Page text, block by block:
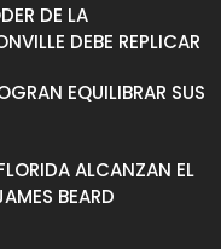
DE LA
DEBE REPLICAR
EQUILIBRAR SUS
ALCANZAN EL
BEARD